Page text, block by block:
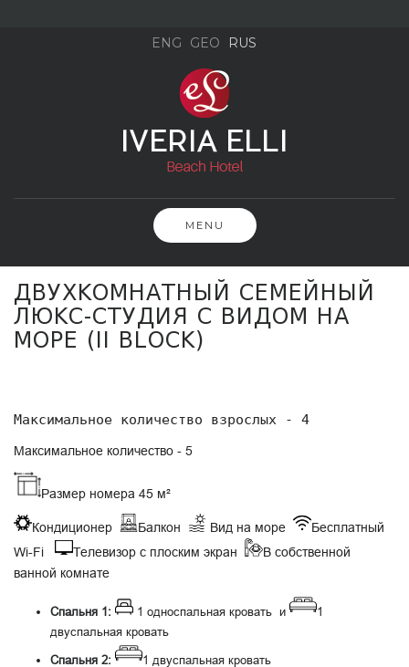
ENG GEO RUS
MENU
ДВУХКОМНАТНЫЙ СЕМЕЙНЫЙ
ЛЮКС-СТУДИЯ С ВИДОМ НА
МОРЕ (II BLOCK)
Максимальное количество взрослых - 4
Максимальное количество - 5
Размер номера 45 м²
Кондиционер Балкон Вид на море
Бесплатный
Wi-Fi
Телевизор с плоским экран
В собственной
ванной комнате
Спальня 1: 1 односпальная кровать и
1
двуспальная кровать
Спальня 2:
1 двуспальная кровать